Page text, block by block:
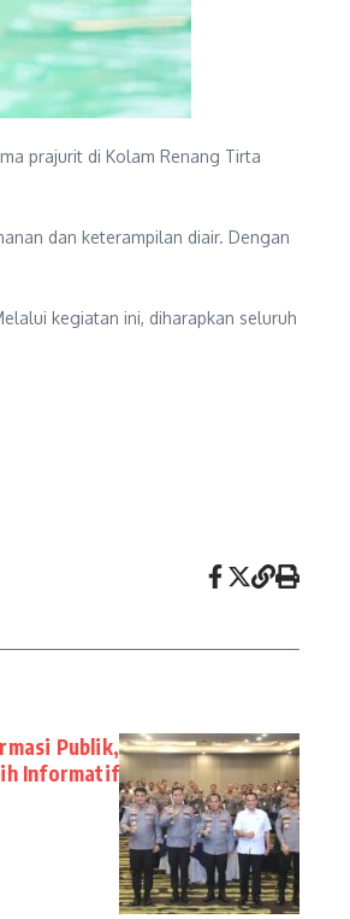
prajurit di Kolam Renang Tirta
dan keterampilan diair. Dengan
kegiatan ini, diharapkan seluruh
Publik,
Informatif